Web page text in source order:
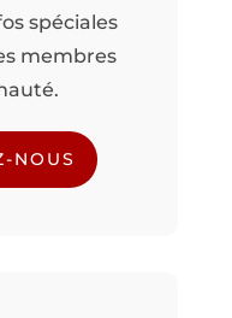
spéciales
membres
NOUS